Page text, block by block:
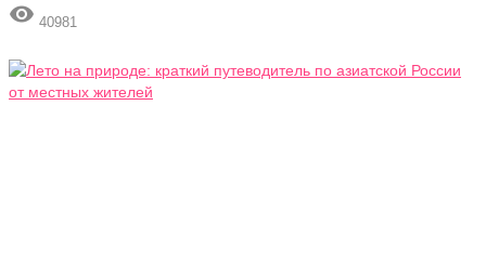
 40981